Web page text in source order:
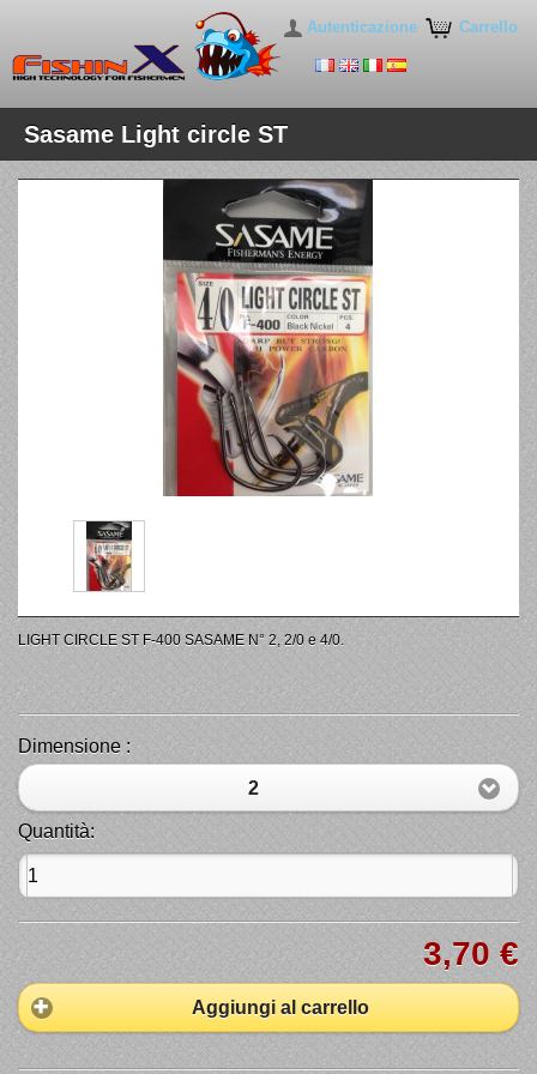
Carrello
Autenticazione
Sasame Light circle ST
LIGHT CIRCLE ST F-400 SASAME N° 2, 2/0 e 4/0.
Dimensione :
2
Quantità:
3,70 €
Aggiungi al carrello